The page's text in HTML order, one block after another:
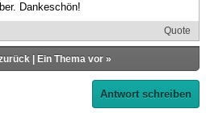
Dankeschön!
Quote
| Ein Thema vor»
Antwort schreiben